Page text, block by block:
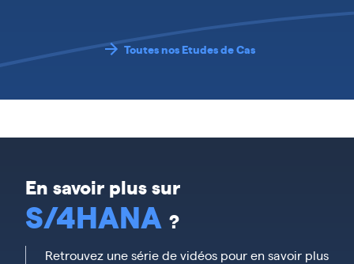
Toutes nos Etudes de Cas
En savoir plus sur
S/4HANA ?
Retrouvez une série de vidéos pour en savoir plus